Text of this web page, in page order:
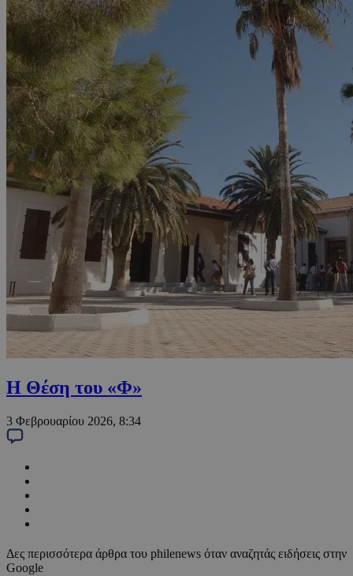
Η Θέση του «Φ»
3 Φεβρουαρίου 2026, 8:34
Δες περισσότερα άρθρα του philenews όταν αναζητάς ειδήσεις στην
Google